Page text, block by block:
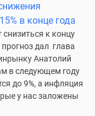
в конце года
к концу
дал глава
Анатолий
в следующем году
до 9%, а инфляция
у нас заложены